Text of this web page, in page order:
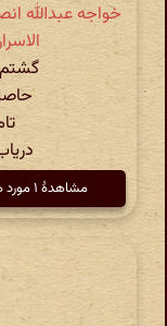
خواجه عبدالله
مشاهدهٔ ۱ مورد هم آهنگ دیگر از خواجه عبدالله انصاری